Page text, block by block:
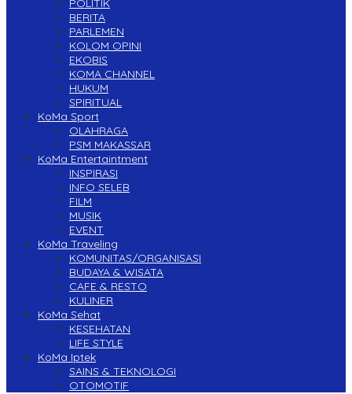
POLITIK
BERITA
PARLEMEN
KOLOM OPINI
EKOBIS
KOMA CHANNEL
HUKUM
SPIRITUAL
KoMa Sport
OLAHRAGA
PSM MAKASSAR
KoMa Entertaintment
INSPIRASI
INFO SELEB
FILM
MUSIK
EVENT
KoMa Traveling
KOMUNITAS/ORGANISASI
BUDAYA & WISATA
CAFE & RESTO
KULINER
KoMa Sehat
KESEHATAN
LIFE STYLE
KoMa Iptek
SAINS & TEKNOLOGI
OTOMOTIF